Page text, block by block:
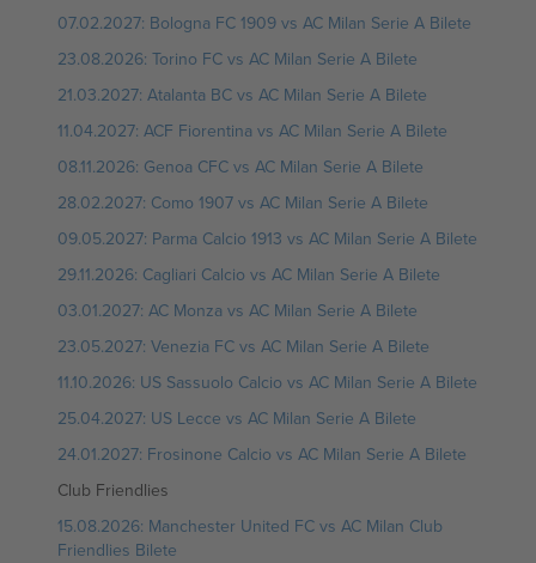
07.02.2027: Bologna FC 1909 vs AC Milan Serie A Bilete
23.08.2026: Torino FC vs AC Milan Serie A Bilete
21.03.2027: Atalanta BC vs AC Milan Serie A Bilete
11.04.2027: ACF Fiorentina vs AC Milan Serie A Bilete
08.11.2026: Genoa CFC vs AC Milan Serie A Bilete
28.02.2027: Como 1907 vs AC Milan Serie A Bilete
09.05.2027: Parma Calcio 1913 vs AC Milan Serie A Bilete
29.11.2026: Cagliari Calcio vs AC Milan Serie A Bilete
03.01.2027: AC Monza vs AC Milan Serie A Bilete
23.05.2027: Venezia FC vs AC Milan Serie A Bilete
11.10.2026: US Sassuolo Calcio vs AC Milan Serie A Bilete
25.04.2027: US Lecce vs AC Milan Serie A Bilete
24.01.2027: Frosinone Calcio vs AC Milan Serie A Bilete
Club Friendlies
15.08.2026: Manchester United FC vs AC Milan Club
Friendlies Bilete